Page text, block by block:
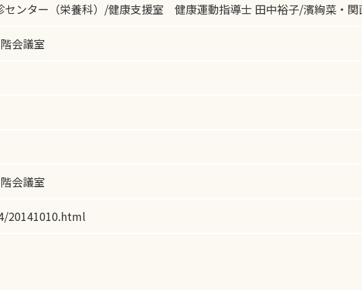
センター（栄養科）/健康支援室 健康運動指導士 田中裕子/濱絢菜・関
会議室
会議室
20141010.html